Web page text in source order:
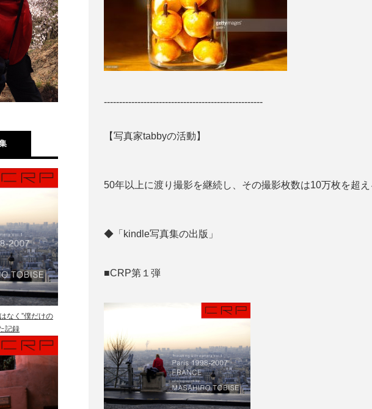
----------------------------------------------------
【写真家tabbyの活動】
50年以上に渡り撮影を継続し、その撮影枚数は10万枚を超
◆「kindle写真集の出版」
■CRP第１弾
なく”僕だけの
記録